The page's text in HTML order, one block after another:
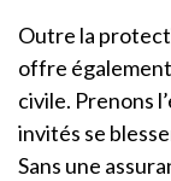
Outre la
offre
civile. Prenons
invités se
Sans une